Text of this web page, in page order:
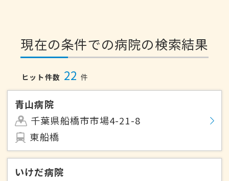
現在の条件での病院の検索結果
ヒット件数 22 件
青山病院
千葉県船橋市市場4-21-8
東船橋
いけだ病院